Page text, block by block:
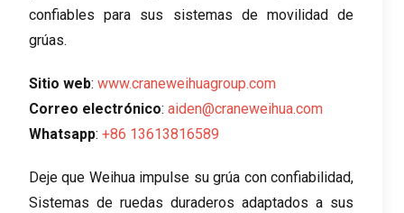
confiables para sus sistemas de movilidad de
grúas.
Sitio web: www.craneweihuagroup.com
Correo electrónico: aiden@craneweihua.com
Whatsapp: +86 13613816589
Deje que Weihua impulse su grúa con confiabilidad,
Sistemas de ruedas duraderos adaptados a sus